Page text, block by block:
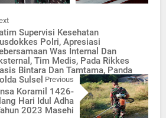
Supervisi Kesehatan
Polri, Apresiasi
Was Internal Dan
Tim Medis, Pada Rikkes
Bintara Dan Tamtama, Panda
Sulsel Previous
Koramil 1426-
Hari Idul Adha
2023 Masehi